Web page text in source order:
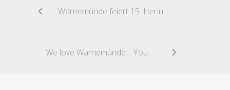
Warnemünde feiert 15. Heringsfest
We love Warnemünde… You too?